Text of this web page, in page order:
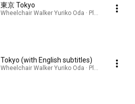
東京 Tokyo
Wheelchair Walker Yuriko Oda · Playlist
Tokyo (with English subtitles)
Wheelchair Walker Yuriko Oda · Playlist